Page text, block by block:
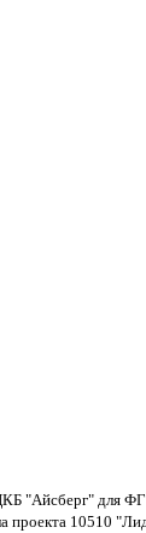
"Айсберг" для
проекта 10510